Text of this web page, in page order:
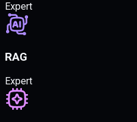
Expert
RAG
Expert